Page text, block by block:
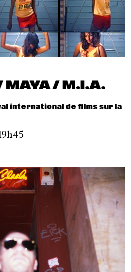
MAYA / M.I.A.
international de films sur la